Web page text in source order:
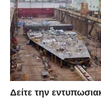
Δείτε την